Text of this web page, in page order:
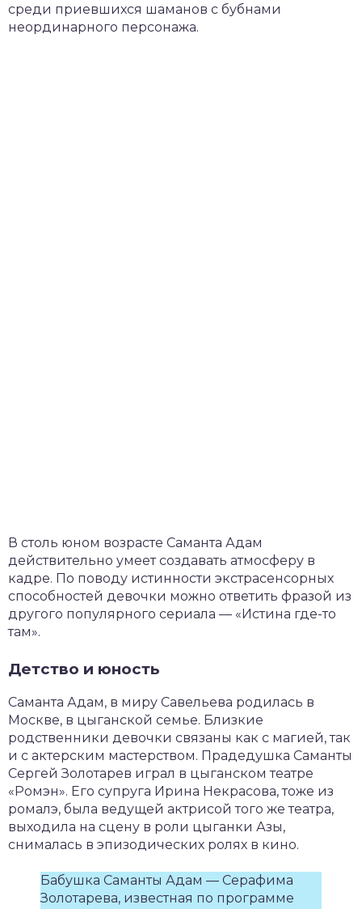
среди приевшихся шаманов с бубнами
неординарного персонажа.
В столь юном возрасте Саманта Адам
действительно умеет создавать атмосферу в
кадре. По поводу истинности экстрасенсорных
способностей девочки можно ответить фразой из
другого популярного сериала — «Истина где-то
там».
Детство и юность
Саманта Адам, в миру Савельева родилась в
Москве, в цыганской семье. Близкие
родственники девочки связаны как с магией, так
и с актерским мастерством. Прадедушка Саманты
Сергей Золотарев играл в цыганском театре
«Ромэн». Его супруга Ирина Некрасова, тоже из
ромалэ, была ведущей актрисой того же театра,
выходила на сцену в роли цыганки Азы,
снималась в эпизодических ролях в кино.
Бабушка Саманты Адам — Серафима
Золотарева, известная по программе